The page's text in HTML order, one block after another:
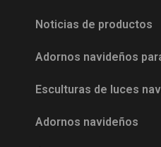
Noticias de productos
Adornos navideños
Esculturas de luces
Adornos navideños